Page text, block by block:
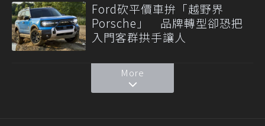
Ford砍平價車拚「越野界
Porsche」 品牌轉型卻恐把
入門客群拱手讓人
More